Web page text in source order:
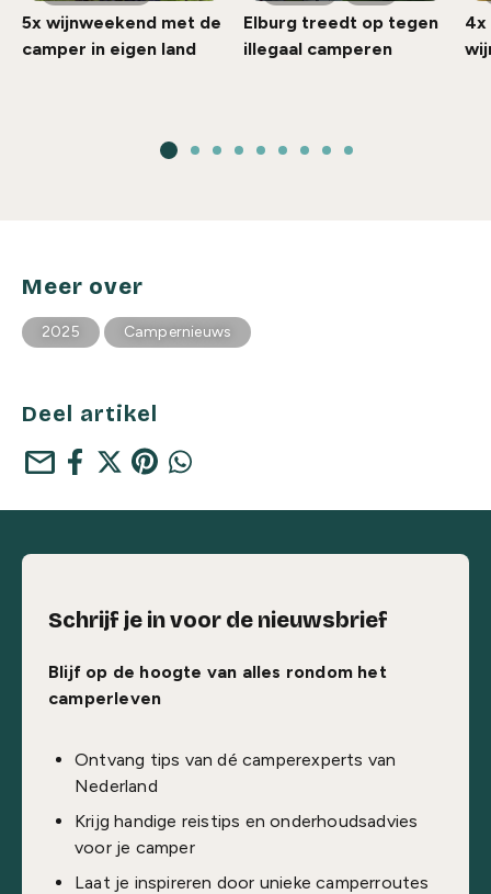
5x wijnweekend met de
camper in eigen land
Elburg treedt op tegen
illegaal camperen
4x
Meer over
2025 Campernieuws
Deel artikel
mail
Schrijf je in voor de nieuwsbrief
Blijf op de hoogte van alles rondom het
camperleven
Ontvang tips van dé camperexperts van
Nederland
Krijg handige reistips en onderhoudsadvies
voor je camper
Laat je inspireren door unieke camperroutes